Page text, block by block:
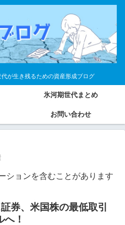
が生き残るための資産形成ブログ
氷河期世代まとめ
お問い合わせ
ションを含むことがあります
券、米国株の最低取引
！